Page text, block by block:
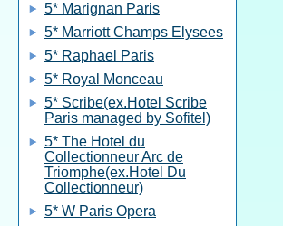
5* Marignan Paris
5* Marriott Champs Elysees
5* Raphael Paris
5* Royal Monceau
5* Scribe(ex.Hotel Scribe
Paris managed by Sofitel)
5* The Hotel du
Collectionneur Arc de
Triomphe(ex.Hotel Du
Collectionneur)
5* W Paris Opera